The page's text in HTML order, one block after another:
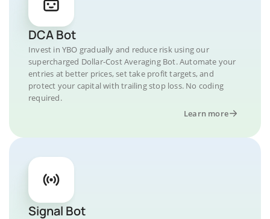
DCA Bot
Invest in YBO gradually and reduce risk using our
supercharged Dollar-Cost Averaging Bot. Automate your
entries at better prices, set take profit targets, and
protect your capital with trailing stop loss. No coding
required.
Learn more
Signal Bot